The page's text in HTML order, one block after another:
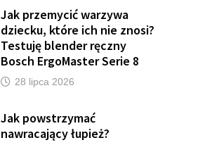
Jak przemycić warzywa
dziecku, które ich nie znosi?
Testuję blender ręczny
Bosch ErgoMaster Serie 8
28 lipca 2026
Jak powstrzymać
nawracający łupież?